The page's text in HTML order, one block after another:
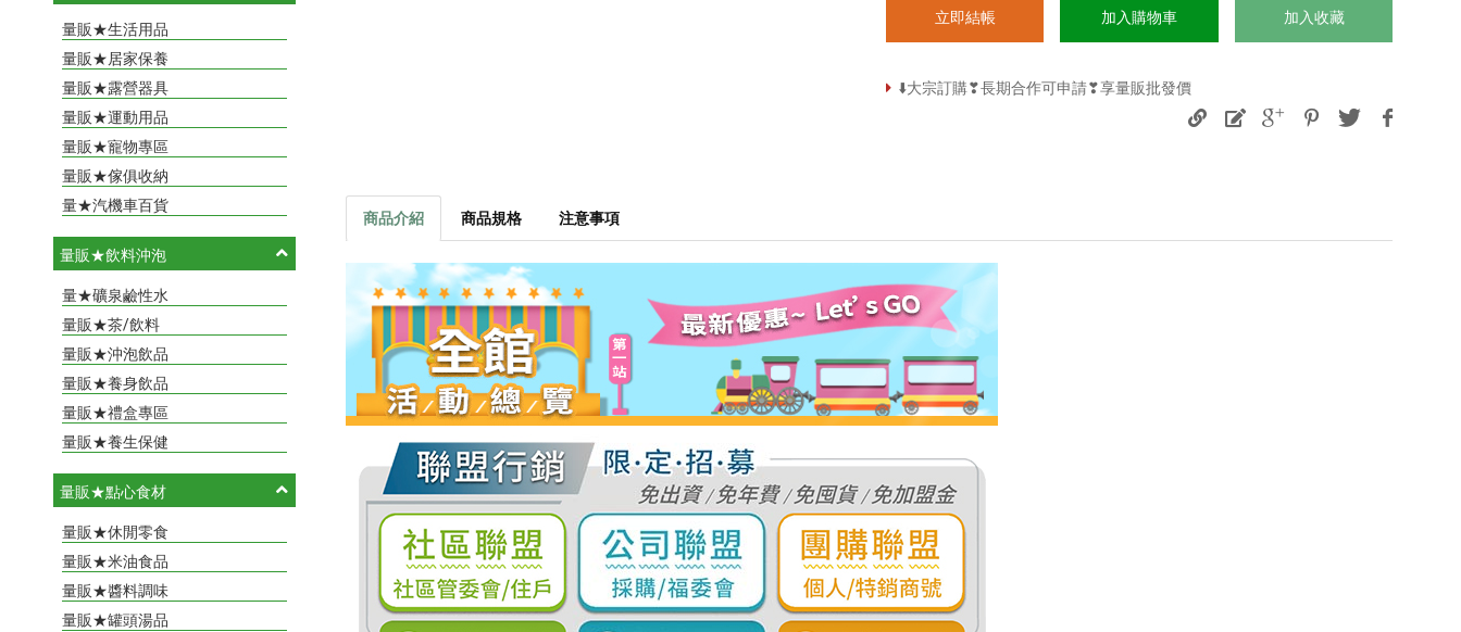
立即結帳 加入購物車 加入收藏
⬇️大宗訂購❣長期合作可申請❣享量販批發價
商品介紹 商品規格 注意事項
量販★生活用品
量販★居家保養
量販★露營器具
量販★運動用品
量販★寵物專區
量販★傢俱收納
量★汽機車百貨
量販★飲料沖泡
量★礦泉鹼性水
量販★茶/飲料
量販★沖泡飲品
量販★養身飲品
量販★禮盒專區
量販★養生保健
量販★點心食材
量販★休閒零食
量販★米油食品
量販★醬料調味
量販★罐頭湯品